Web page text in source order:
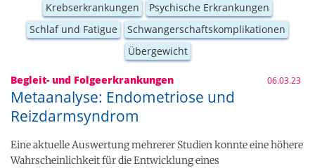
Krebserkrankungen
Psychische Erkrankungen
Schlaf und Fatigue
Schwangerschaftskomplikationen
Übergewicht
Begleit- und Folgeerkrankungen 06.03.23
Metaanalyse: Endometriose und
Reizdarmsyndrom
Eine aktuelle Auswertung mehrerer Studien konnte eine höhere
Wahrscheinlichkeit für die Entwicklung eines